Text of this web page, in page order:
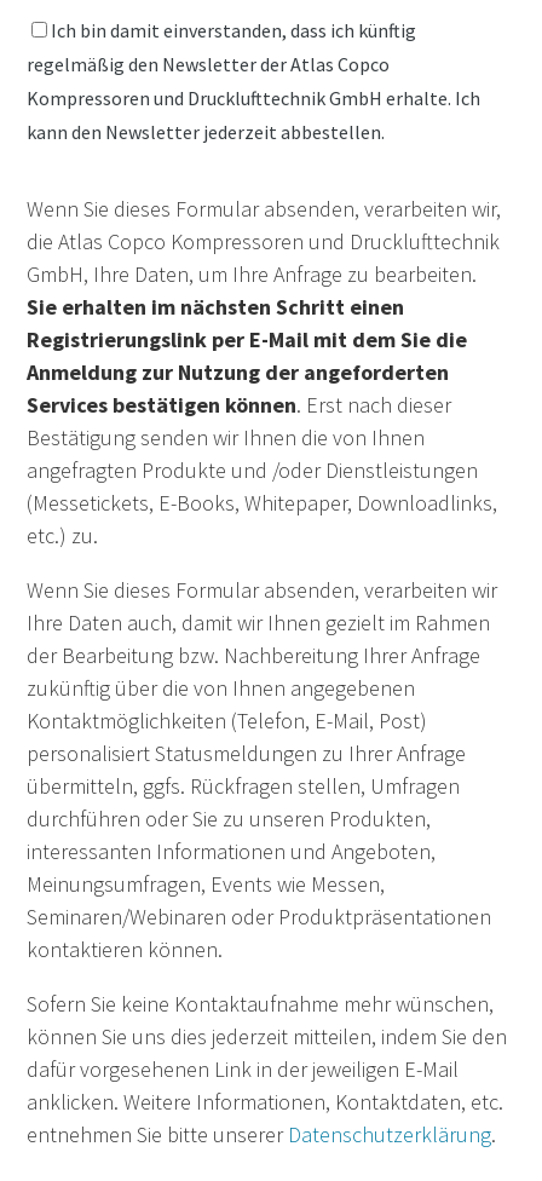
Ich bin damit einverstanden, dass ich künftig
regelmäßig den Newsletter der Atlas Copco
Kompressoren und Drucklufttechnik GmbH erhalte. Ich
kann den Newsletter jederzeit abbestellen.
Wenn Sie dieses Formular absenden, verarbeiten wir,
die Atlas Copco Kompressoren und Drucklufttechnik
GmbH, Ihre Daten, um Ihre Anfrage zu bearbeiten.
Sie erhalten im nächsten Schritt einen
Registrierungslink per E-Mail mit dem Sie die
Anmeldung zur Nutzung der angeforderten
Services bestätigen können. Erst nach dieser
Bestätigung senden wir Ihnen die von Ihnen
angefragten Produkte und /oder Dienstleistungen
(Messetickets, E-Books, Whitepaper, Downloadlinks,
etc.) zu.
Wenn Sie dieses Formular absenden, verarbeiten wir
Ihre Daten auch, damit wir Ihnen gezielt im Rahmen
der Bearbeitung bzw. Nachbereitung Ihrer Anfrage
zukünftig über die von Ihnen angegebenen
Kontaktmöglichkeiten (Telefon, E-Mail, Post)
personalisiert Statusmeldungen zu Ihrer Anfrage
übermitteln, ggfs. Rückfragen stellen, Umfragen
durchführen oder Sie zu unseren Produkten,
interessanten Informationen und Angeboten,
Meinungsumfragen, Events wie Messen,
Seminaren/Webinaren oder Produktpräsentationen
kontaktieren können.
Sofern Sie keine Kontaktaufnahme mehr wünschen,
können Sie uns dies jederzeit mitteilen, indem Sie den
dafür vorgesehenen Link in der jeweiligen E-Mail
anklicken. Weitere Informationen, Kontaktdaten, etc.
entnehmen Sie bitte unserer Datenschutzerklärung.